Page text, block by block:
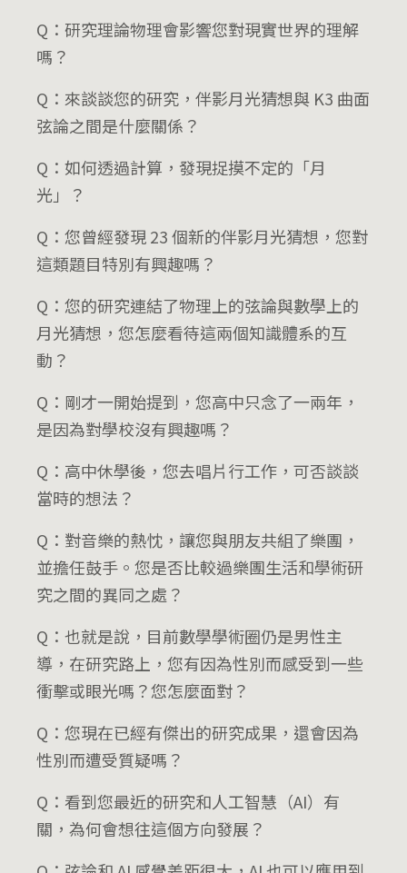
Q：研究理論物理會影響您對現實世界的理解
嗎？
Q：來談談您的研究，伴影月光猜想與 K3 曲面
弦論之間是什麼關係？
Q：如何透過計算，發現捉摸不定的「月
光」？
Q：您曾經發現 23 個新的伴影月光猜想，您對
這類題目特別有興趣嗎？
Q：您的研究連結了物理上的弦論與數學上的
月光猜想，您怎麼看待這兩個知識體系的互
動？
Q：剛才一開始提到，您高中只念了一兩年，
是因為對學校沒有興趣嗎？
Q：高中休學後，您去唱片行工作，可否談談
當時的想法？
Q：對音樂的熱忱，讓您與朋友共組了樂團，
並擔任鼓手。您是否比較過樂團生活和學術研
究之間的異同之處？
Q：也就是說，目前數學學術圈仍是男性主
導，在研究路上，您有因為性別而感受到一些
衝擊或眼光嗎？您怎麼面對？
Q：您現在已經有傑出的研究成果，還會因為
性別而遭受質疑嗎？
Q：看到您最近的研究和人工智慧（AI）有
關，為何會想往這個方向發展？